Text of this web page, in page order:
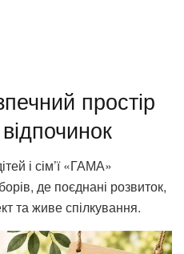
простір
і сім’ї «ГАМА»
де поєднані розвиток,
та живе спілкування.